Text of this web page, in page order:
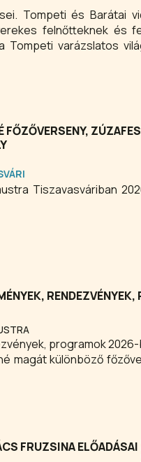
Tompeti és Barátai
felnőtteknek és
Tompeti varázslatos
Tiszavasváriban
programok
magát különböző
FRUZSINA ELŐADÁSAI